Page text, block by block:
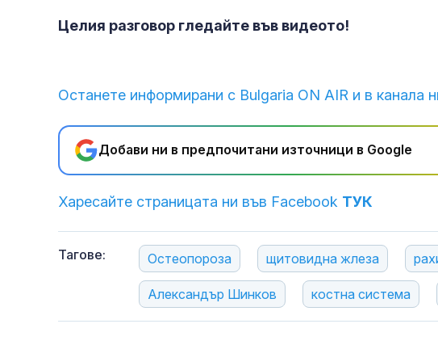
Целия разговор гледайте във видеото!
Останете информирани с Bulgaria ON AIR и в канала
Добави ни в предпочитани източници в Google
Харесайте страницата ни във Facebook ТУК
Тагове: Остеопороза щитовидна жлеза
Александър Шинков костна система